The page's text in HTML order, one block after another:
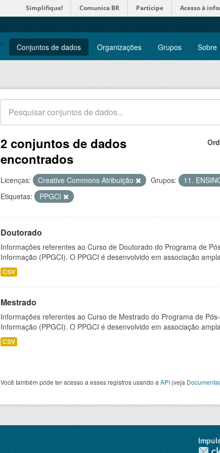
Simplifique! Comunica BR Participe Acesso à
Conjuntos de dados Organizações Grupos Sobre
2 conjuntos de dados
encontrados
Licenças: Creative Commons Atribuição Grupos: 11.
Etiquetas:
PPGCI
Doutorado
Informações referentes ao Curso de Doutorado do Programa de
Informação (PPGCI). O PPGCI é desenvolvido em associação
CSV
Mestrado
Informações referentes ao Curso de Mestrado do Programa de
Informação (PPGCI). O PPGCI é desenvolvido em associação
CSV
Você também pode ter acesso a esses registros usando a API (veja